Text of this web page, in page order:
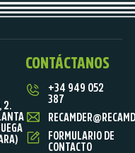
2.
CONTÁCTANOS
+34 949 052
387
FORMULARIO DE
CONTACTO